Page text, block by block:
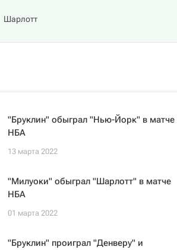
Шарлотт
"Бруклин" обыграл "Нью-Йорк" в матче
НБА
13 марта 2022
"Милуоки" обыграл "Шарлотт" в матче
НБА
01 марта 2022
"Бруклин" проиграл "Денверу" и